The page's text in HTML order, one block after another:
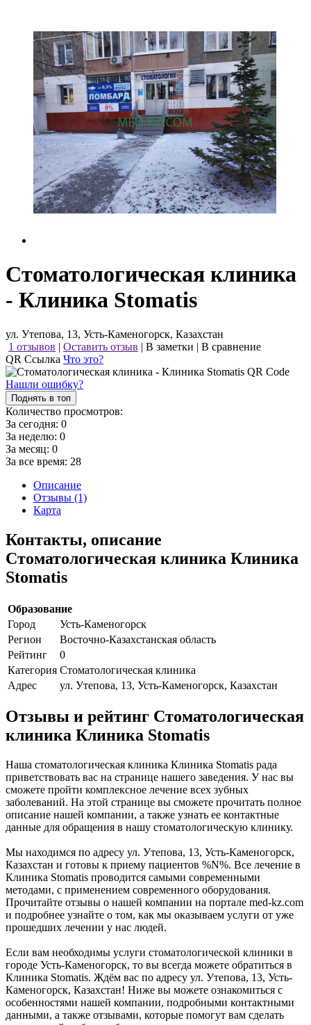
Стоматологическая клиника
- Клиника Stomatis
ул. Утепова, 13, Усть-Каменогорск, Казахстан
1 отзывов | Оставить отзыв | В заметки | В сравнение
QR Ссылка Что это?
Нашли ошибку?
Поднять в топ
Количество просмотров:
За сегодня: 0
За неделю: 0
За месяц: 0
За все время: 28
Описание
Отзывы (1)
Карта
Контакты, описание
Стоматологическая клиника Клиника
Stomatis
Образование
Город
Усть-Каменогорск
Регион
Восточно-Казахстанская область
Рейтинг
0
Категория Стоматологическая клиника
Адрес
ул. Утепова, 13, Усть-Каменогорск, Казахстан
Отзывы и рейтинг Стоматологическая
клиника Клиника Stomatis
Наша стоматологическая клиника Клиника Stomatis рада
приветствовать вас на странице нашего заведения. У нас вы
сможете пройти комплексное лечение всех зубных
заболеваний. На этой странице вы сможете прочитать полное
описание нашей компании, а также узнать ее контактные
данные для обращения в нашу стоматологическую клинику.
Мы находимся по адресу ул. Утепова, 13, Усть-Каменогорск,
Казахстан и готовы к приему пациентов %N%. Все лечение в
Клиника Stomatis проводится самыми современными
методами, с применением современного оборудования.
Прочитайте отзывы о нашей компании на портале med-kz.com
и подробнее узнайте о том, как мы оказываем услуги от уже
прошедших лечении у нас людей.
Если вам необходимы услуги стоматологической клиники в
городе Усть-Каменогорск, то вы всегда можете обратиться в
Клиника Stomatis. Ждём вас по адресу ул. Утепова, 13, Усть-
Каменогорск, Казахстан! Ниже вы можете ознакомиться с
особенностями нашей компании, подробными контактными
данными, а также отзывами, которые помогут вам сделать